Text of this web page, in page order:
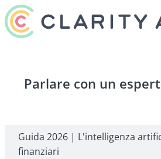
Parlare con un
Guida 2026 | L'intelligenza
finanziari